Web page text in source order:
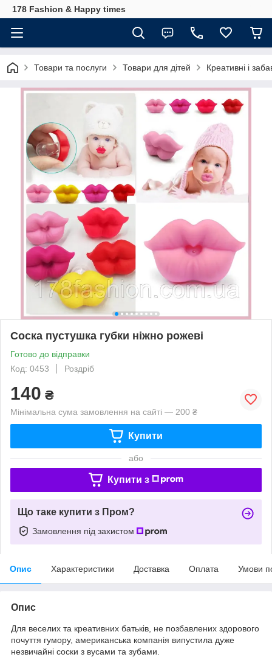
178 Fashion & Happy times
Товари та послуги Товари для дітей Креативні і
Соска пустушка губки ніжно рожеві
Готово до відправки
Код: 0453
Роздріб
140 ₴
Мінімальна сума замовлення на сайті — 200 ₴
Купити
або
Купити з
Що таке купити з Пром?
Замовлення під захистом
Опис Характеристики Доставка Оплата Умови
Опис
Для веселих та креативних батьків, не позбавлених здорового
почуття гумору, американська компанія випустила дуже
незвичайні соски з вусами та зубами.